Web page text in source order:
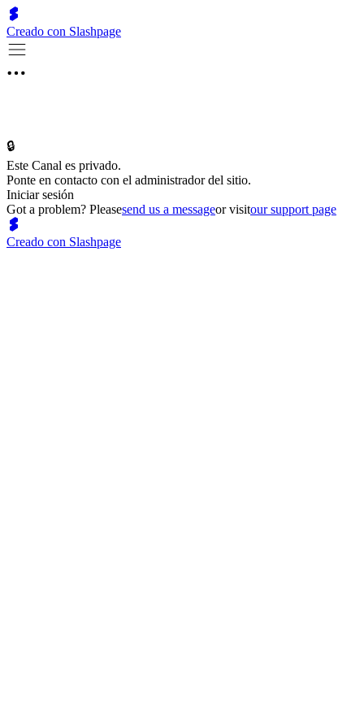
Creado con Slashpage
🔒
Este Canal es privado.
Ponte en contacto con el administrador del sitio.
Iniciar sesión
Got a problem? Pleasesend us a messageor visitour support page
Creado con Slashpage